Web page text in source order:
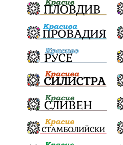
Урсула фон дер Лайен
Вдъхновяваща история
Замърсяване Боклук
Хавайска мироточива икона
Пресвета Богородица
Йордан Камджалов
Управление